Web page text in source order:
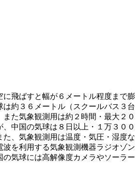
に飛ばすと幅が６メートル程度まで膨
約３６メートル（スクールバス３台
た気象観測用は約２時間・最大２０
、中国の気球は８日以上・１万３００
た、気象観測用は温度・気圧・湿度な
波を利用する気象観測機器ラジオゾン
の気球には高解像度カメラやソーラー